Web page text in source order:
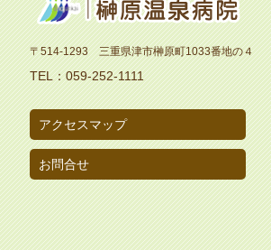
〒514-1293 三重県津市榊原町1033番地の４
TEL：059-252-1111
アクセスマップ
お問合せ